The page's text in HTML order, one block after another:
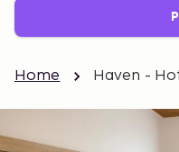
Home Haven -